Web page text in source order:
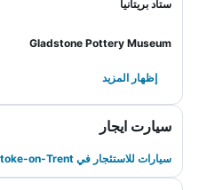
ستاد بريتانيا
Gladstone Pottery Museum
إظهار المزيد
سيارت ايجار
سيارات للاستئجار في Stoke-on-Trent